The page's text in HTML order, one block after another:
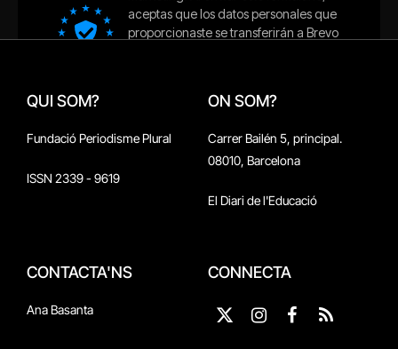
QUI SOM?
Fundació Periodisme Plural
ISSN 2339 - 9619
ON SOM?
Carrer Bailén 5, principal.
08010, Barcelona
El Diari de l'Educació
CONTACTA'NS
Ana Basanta
CONNECTA
X
Instagram
Facebook
RSS